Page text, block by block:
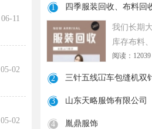
06-11
05-02
05-02
1 四季服装回收、布料回
我们长期
库存布料
诚信共赢
面向
阅读：12039
2 三针五线冚车包缝机双
3 山东天略服饰有限公司
4 胤鼎服饰